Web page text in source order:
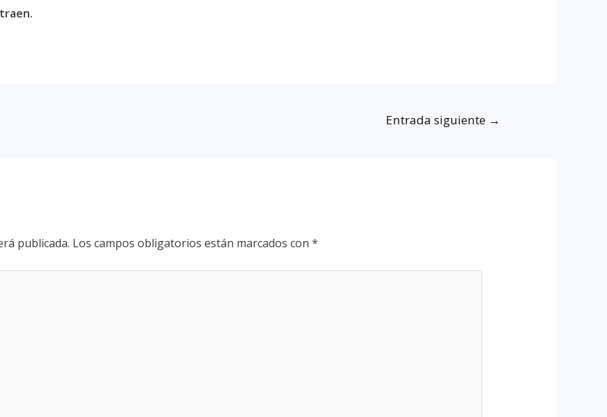
Entrada siguiente →
publicada. Los campos obligatorios están marcados con *